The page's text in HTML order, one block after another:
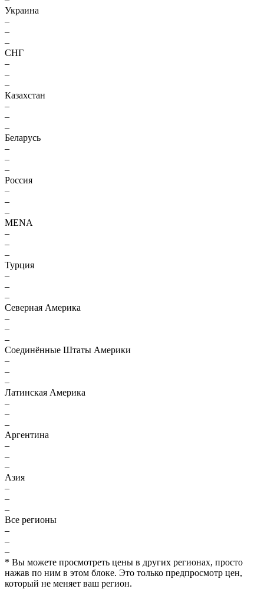
Украина
–
–
–
СНГ
–
–
–
Казахстан
–
–
–
Беларусь
–
–
–
Россия
–
–
–
MENA
–
–
–
Турция
–
–
–
Северная Америка
–
–
–
Соединённые Штаты Америки
–
–
–
Латинская Америка
–
–
–
Аргентина
–
–
–
Азия
–
–
–
Все регионы
–
–
–
* Вы можете просмотреть цены в других регионах, просто
нажав по ним в этом блоке. Это только предпросмотр цен,
который не меняет ваш регион.